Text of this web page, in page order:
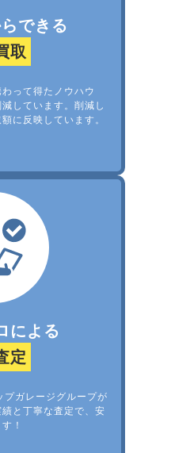
できる
取
って得たノウハウ
しています。削減し
に反映しています。
による
定
ガレージグループが
と丁寧な査定で、安
！